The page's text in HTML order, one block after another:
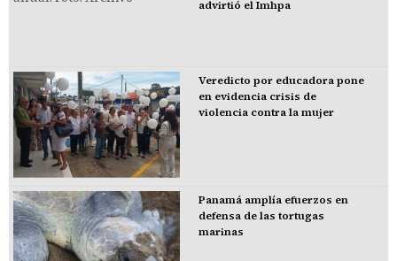
advirtió el Imhpa
Veredicto por educadora pone
en evidencia crisis de
violencia contra la mujer
Panamá amplía efuerzos en
defensa de las tortugas
marinas